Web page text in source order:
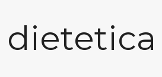
dietetica